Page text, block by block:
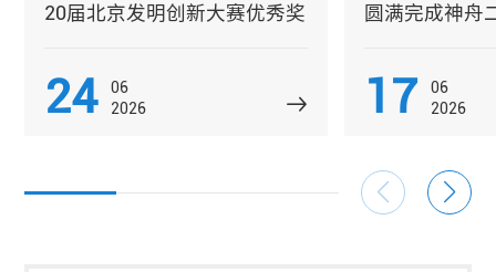
20届北京发明创新大赛优秀奖
24
06
2026
圆满完成神舟
17
06
2026